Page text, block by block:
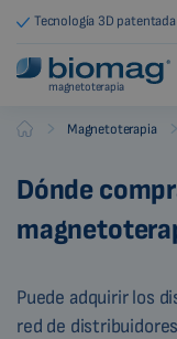
Tecnología 3D patentada
magnetoterapia
Biomag Magnetoterapia
Dónde
Puede adquirir los
red de